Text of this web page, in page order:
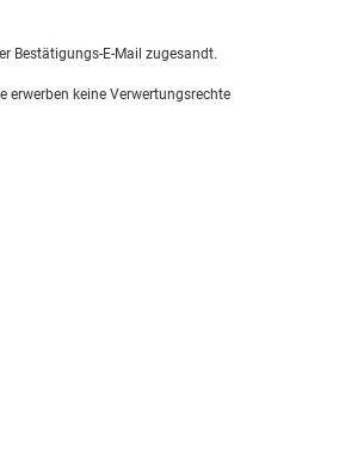
Bestätigungs-E-Mail zugesandt.
erwerben keine Verwertungsrechte